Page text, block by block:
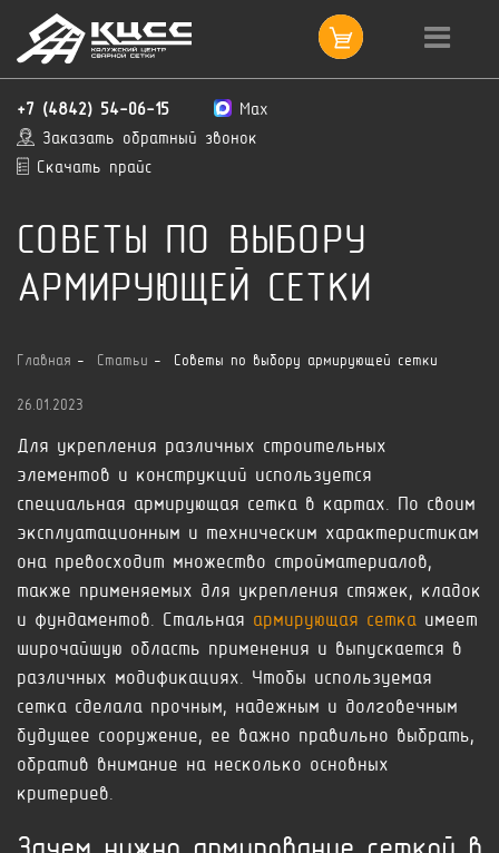
+7 (4842) 54-06-15
Max
Заказать обратный звонок
Скачать прайс
СОВЕТЫ ПО ВЫБОРУ
АРМИРУЮЩЕЙ СЕТКИ
Главная Статьи Советы по выбору армирующей сетки
26.01.2023
Для укрепления различных строительных
элементов и конструкций используется
специальная армирующая сетка в картах. По своим
эксплуатационным и техническим характеристикам
она превосходит множество стройматериалов,
также применяемых для укрепления стяжек, кладок
и фундаментов. Стальная армирующая сетка имеет
широчайшую область применения и выпускается в
различных модификациях. Чтобы используемая
сетка сделала прочным, надежным и долговечным
будущее сооружение, ее важно правильно выбрать,
обратив внимание на несколько основных
критериев.